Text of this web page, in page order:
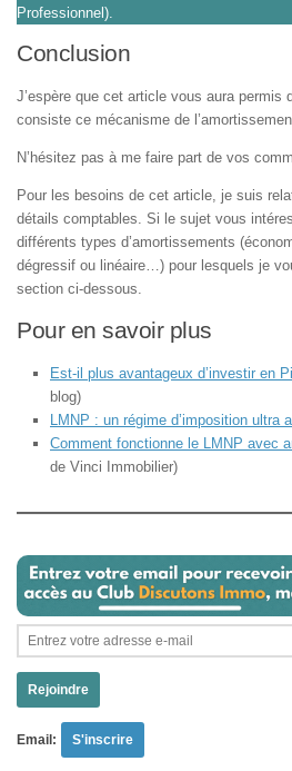
Professionnel).
Conclusion
J’espère que cet article vous aura permis
consiste ce mécanisme de
N’hésitez pas à me faire part de vos
Pour les besoins de cet article, je suis
détails comptables. Si le sujet vous
différents types d’amortissements
dégressif ou linéaire…) pour lesquels je
section ci-dessous.
Pour en savoir plus
Est-il plus avantageux d’investir en
blog)
LMNP : un régime d’imposition ultra
Comment fonctionne le LMNP avec
de Vinci Immobilier)
Rejoindre
Email: